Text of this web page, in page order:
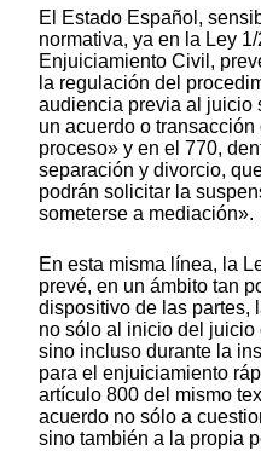
El Estado Español,
normativa, ya en la Ley
Enjuiciamiento Civil,
la regulación del
audiencia previa al juicio
un acuerdo o
proceso» y en el 770,
separación y divorcio,
podrán solicitar la
someterse a mediación».
En esta misma línea, la
prevé, en un ámbito tan
dispositivo de las partes,
no sólo al inicio del juicio
sino incluso durante la
para el enjuiciamiento
artículo 800 del mismo
acuerdo no sólo a
sino también a la propia